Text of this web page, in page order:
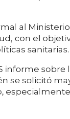
al
con el
sanitarias.
informe
se solicitó